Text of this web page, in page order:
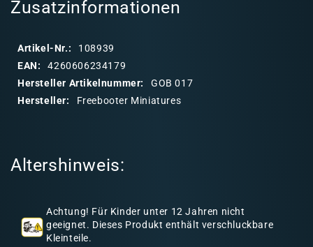
a
b
n
Zusatzinformationen
Artikel-Nr.:
108939
EAN:
4260606234179
Hersteller Artikelnummer:
GOB 017
Hersteller:
Freebooter Miniatures
Altershinweis:
Achtung! Für Kinder unter 12 Jahren nicht
geeignet. Dieses Produkt enthält verschluckbare
Kleinteile.